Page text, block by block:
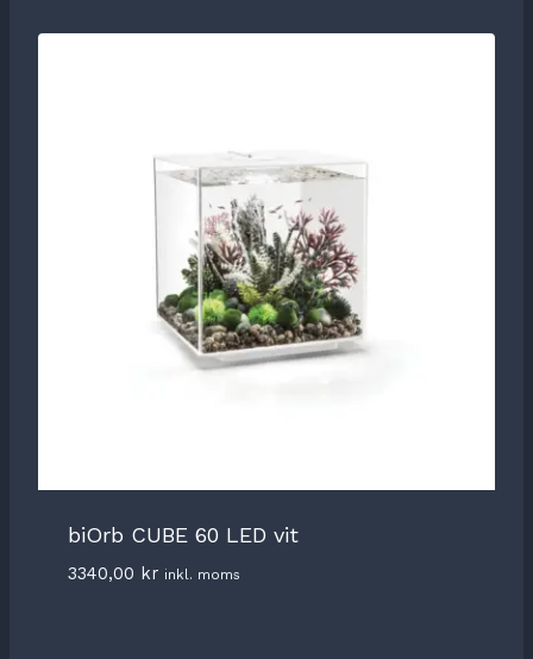
biOrb CUBE 60 LED vit
3340,00 kr inkl. moms